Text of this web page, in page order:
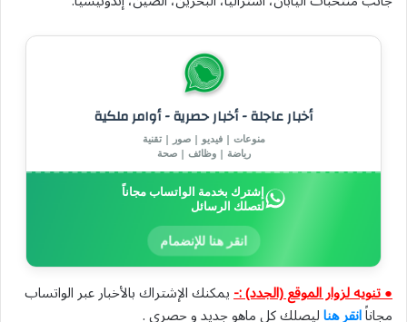
أخبار عاجلة - أخبار حصرية - أوامر ملكية
منوعات | فيديو | صور | تقنية
رياضة | وظائف | صحة
إشترك بخدمة الواتساب مجاناً
لتصلك الرسائل
انقر هنا للإنضمام
● تنويه لزوار الموقع (الجدد) :-يمكنك الإشتراك بالأخبار عبر الواتساب
مجاناًانقر هناليصلك كل ماهو جديد و حصري .